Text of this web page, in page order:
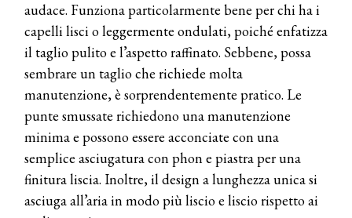
audace. Funziona particolarmente bene per chi ha i
capelli lisci o leggermente ondulati, poiché enfatizza
il taglio pulito e l’aspetto raffinato. Sebbene, possa
sembrare un taglio che richiede molta
manutenzione, è sorprendentemente pratico. Le
punte smussate richiedono una manutenzione
minima e possono essere acconciate con una
semplice asciugatura con phon e piastra per una
finitura liscia. Inoltre, il design a lunghezza unica si
asciuga all’aria in modo più liscio e liscio rispetto ai